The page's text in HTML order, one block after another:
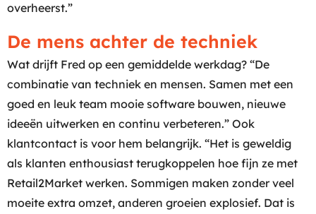
overheerst.”
De mens achter de techniek
Wat drijft Fred op een gemiddelde werkdag? “De
combinatie van techniek en mensen. Samen met een
goed en leuk team mooie software bouwen, nieuwe
ideeën uitwerken en continu verbeteren.” Ook
klantcontact is voor hem belangrijk. “Het is geweldig
als klanten enthousiast terugkoppelen hoe fijn ze met
Retail2Market werken. Sommigen maken zonder veel
moeite extra omzet, anderen groeien explosief. Dat is